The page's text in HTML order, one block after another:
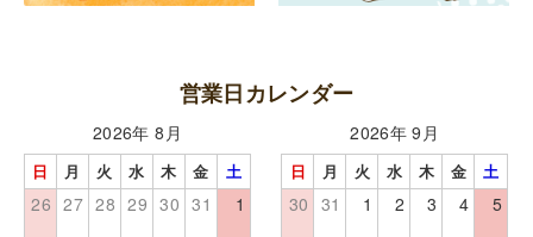
営業日カレンダー
2026年 8月
日 月 火 水 木 金 土
26 27 28 29 30 31 1
2026年 9月
日 月 火 水 木 金 土
30 31 1 2 3 4 5